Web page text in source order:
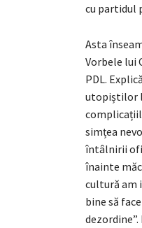
cu partidul
Asta
Vorbele lui
PDL.
utopiștilor
simțea
întâlnirii
înainte
cultură am
bine să